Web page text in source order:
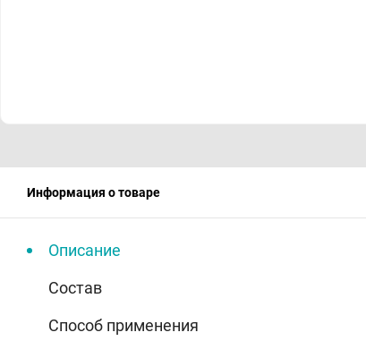
Информация о товаре
Описание
Состав
Способ применения